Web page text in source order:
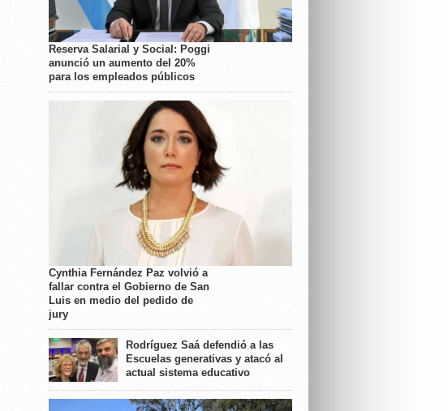
Reserva Salarial y Social: Poggi
anunció un aumento del 20%
para los empleados públicos
Cynthia Fernández Paz volvió a
fallar contra el Gobierno de San
Luis en medio del pedido de
jury
Rodríguez Saá defendió a las
Escuelas generativas y atacó al
actual sistema educativo